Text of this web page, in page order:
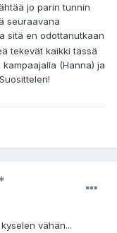
jo parin tunnin
seuraavana
sitä en odottanutkaan
tekevät kaikki tässä
(Hanna) ja
vähän...